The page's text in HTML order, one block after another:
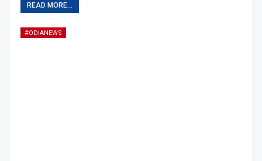
READ MORE...
#ODIANEWS